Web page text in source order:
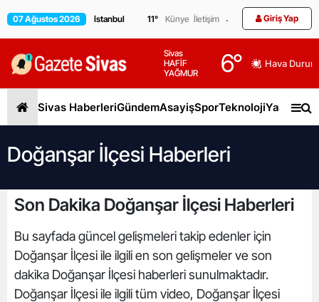
07 Ağustos 2026 11° Künye İletişim Giriş Yap
Sivas
HAFİF
YAĞMUR
6° Hava
Sivas HaberleriGündemAsayişSporTeknolojiYaşam
Doğanşar İlçesi Haberleri
Son Dakika Doğanşar İlçesi Haberleri
Bu sayfada güncel gelişmeleri takip edenler için
Doğanşar İlçesi ile ilgili en son gelişmeler ve son
dakika Doğanşar İlçesi haberleri sunulmaktadır.
Doğanşar İlçesi ile ilgili tüm video, Doğanşar İlçesi